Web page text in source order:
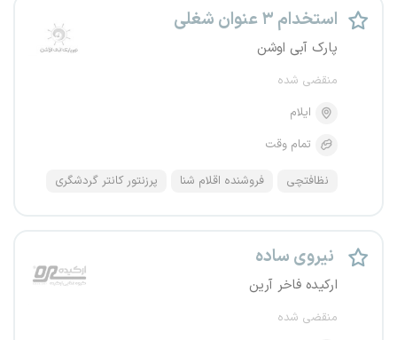
استخدام ۳ عنوان شغلی
پارک آبی اوشن
منقضی شده
ایلام
تمام وقت
نظافتچی فروشنده اقلام شنا پرزنتور کانتر گردشگری
نیروی ساده
ارکیده فاخر آرین
منقضی شده